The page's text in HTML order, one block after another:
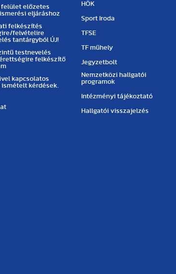
felület előzetes
eljáráshoz
felkészítés
felvételire
tantárgyból ÚJ!
testnevelés
felkészítő
kapcsolatos
ismételt kérdések.
HÖK
Sport Iroda
TFSE
TF műhely
Jegyzetbolt
Nemzetközi hallgatói
programok
Intézményi tájékoztató
Hallgatói visszajelzés